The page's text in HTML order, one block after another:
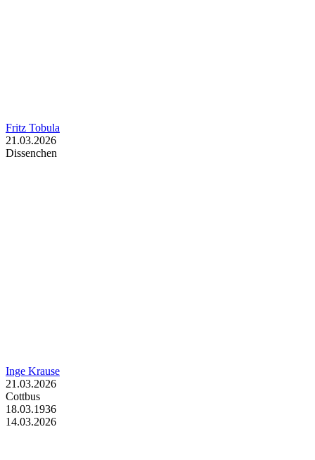
Fritz Tobula
21.03.2026
Dissenchen
Inge Krause
21.03.2026
Cottbus
18.03.1936
14.03.2026